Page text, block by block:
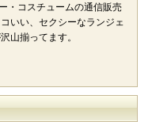
・コスチュームの通信販売
いい、セクシーなランジェ
山揃ってます。